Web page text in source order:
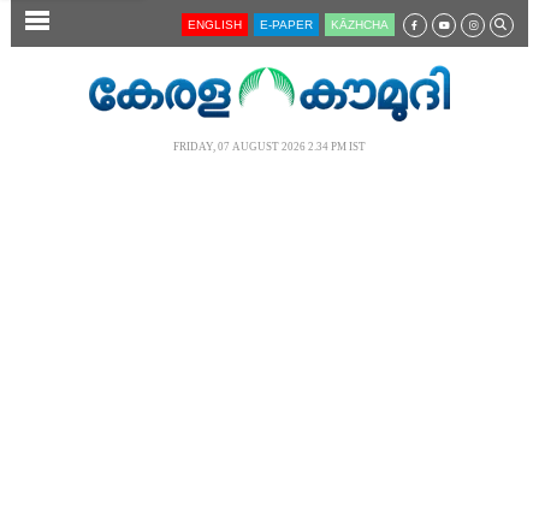
SECTIONS ENGLISH E-PAPER KĀZHCHA
FRIDAY, 07 AUGUST 2026 2.34 PM IST